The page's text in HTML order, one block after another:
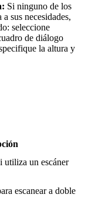
Si ninguno de los
sus necesidades,
seleccione
de diálogo
la altura y
utiliza un escáner
escanear a doble